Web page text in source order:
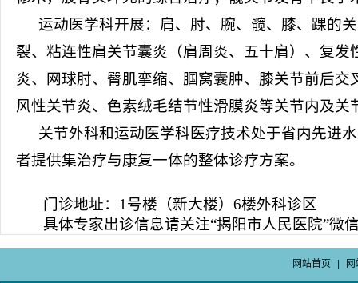
运动医学科开展：肩、肘、腕、髋、膝、踝的
裂、粘连性肩关节囊炎（肩周炎、五十肩）、复发
炎、网球肘、臀肌挛缩、腘窝囊肿、膝关节前后交
风性关节炎、色素绒毛结节性滑膜炎等关节内及关
关节外科和运动医学科医疗技术处于省内先进
者提供集治疗与康复一体的整体诊疗方案。
门诊地址： 1号楼（新大楼）6楼外科诊区
具体专家出诊信息请关注“揭阳市人民医院”微
网站首页